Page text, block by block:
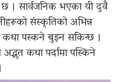
। सार्वजनिक भएका यी दुवै
संस्कृतिको अभिन्न
कथा पस्कने बुझ्न सकिन्छ ।
कथा पर्दामा पस्किने